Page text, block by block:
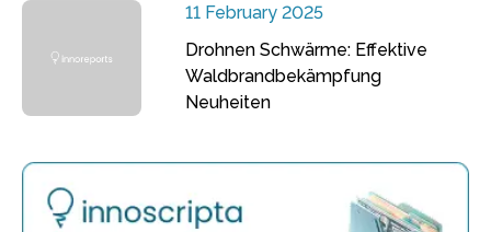
11 February 2025
Drohnen Schwärme: Effektive
Waldbrandbekämpfung
Neuheiten